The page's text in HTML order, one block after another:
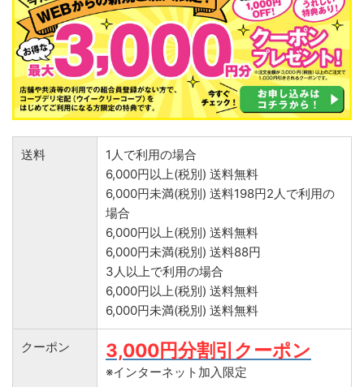
送料
1人で利用の場合
6,000円以上(税別) 送料無料
6,000円未満(税別) 送料198円2人で利用の
場合
6,000円以上(税別) 送料無料
6,000円未満(税別) 送料88円
3人以上で利用の場合
6,000円以上(税別) 送料無料
6,000円未満(税別) 送料無料
クーポン 3,000円分割引クーポン
※インターネット加入限定